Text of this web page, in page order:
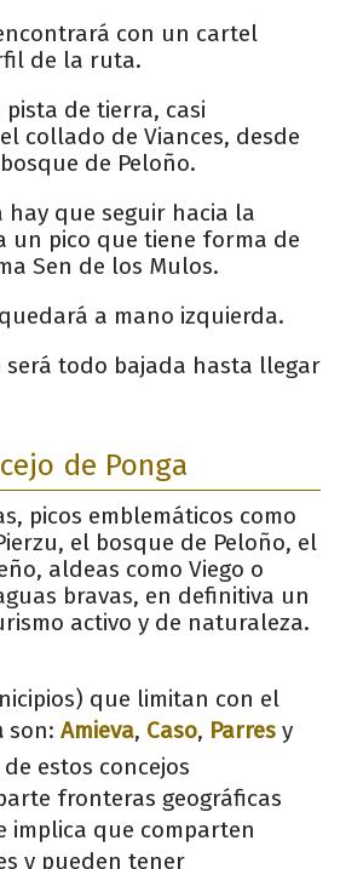
con un cartel
de la ruta.
de tierra, casi
collado de Viances, desde
de Peloño.
hay que seguir hacia la
un pico que tiene forma de
Sen de los Mulos.
a mano izquierda.
será todo bajada hasta llegar
de Ponga
picos emblemáticos como
el bosque de Peloño, el
aldeas como Viego o
bravas, en definitiva un
activo y de naturaleza.
que limitan con el
son: Amieva, Caso, Parres y
estos concejos
fronteras geográficas
implica que comparten
y pueden tener